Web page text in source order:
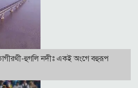
ভাগীরথী-হুগলি নদীঃ একই অংগে বহুরূপ